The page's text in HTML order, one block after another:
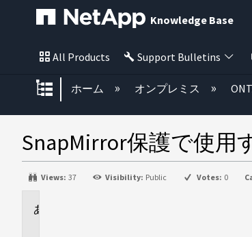
Knowledge Base
All Products Support Bulletins
グローバル階層を展開/
ホーム オンプレミス
SnapMirror保護で使
Views: 37 Visibility: Public Votes: 0